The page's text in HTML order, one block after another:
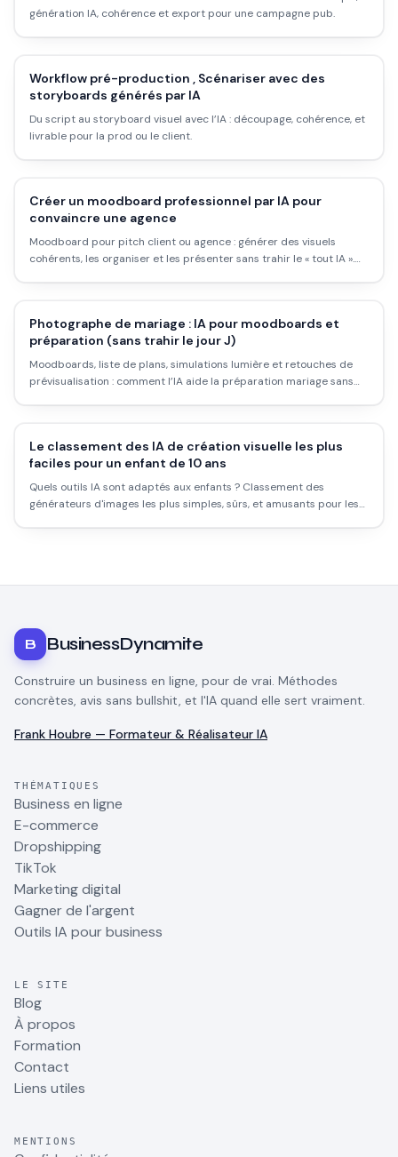
génération IA, cohérence et export pour une campagne pub.
Workflow pré-production , Scénariser avec des
storyboards générés par IA
Du script au storyboard visuel avec l’IA : découpage, cohérence, et
livrable pour la prod ou le client.
Créer un moodboard professionnel par IA pour
convaincre une agence
Moodboard pour pitch client ou agence : générer des visuels
cohérents, les organiser et les présenter sans trahir le « tout IA ».
Photographe de mariage : IA pour moodboards et
préparation (sans trahir le jour J)
Moodboards, liste de plans, simulations lumière et retouches de
prévisualisation : comment l’IA aide la préparation mariage sans
Le classement des IA de création visuelle les plus
faciles pour un enfant de 10 ans
Quels outils IA sont adaptés aux enfants ? Classement des
générateurs d'images les plus simples, sûrs, et amusants pour les
B BusinessDynamite
Construire un business en ligne, pour de vrai. Méthodes
concrètes, avis sans bullshit, et l'IA quand elle sert vraiment.
Frank Houbre — Formateur & Réalisateur IA
THÉMATIQUES
Business en ligne
E-commerce
Dropshipping
TikTok
Marketing digital
Gagner de l'argent
Outils IA pour business
LE SITE
Blog
À propos
Formation
Contact
Liens utiles
MENTIONS